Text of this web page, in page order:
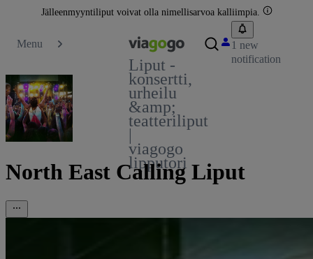
Jälleenmyyntiliput voivat olla nimellisarvoa kalliimpia.
Menu
Liput -
konsertti,
urheilu
&amp;
teatteriliput
|
viagogo
lipputori
1 new
notification
North East Calling Liput